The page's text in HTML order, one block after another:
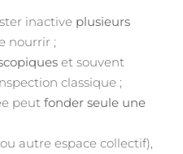
inactive plusieurs
nourrir ;
et souvent
classique ;
peut fonder seule une
autre espace collectif),